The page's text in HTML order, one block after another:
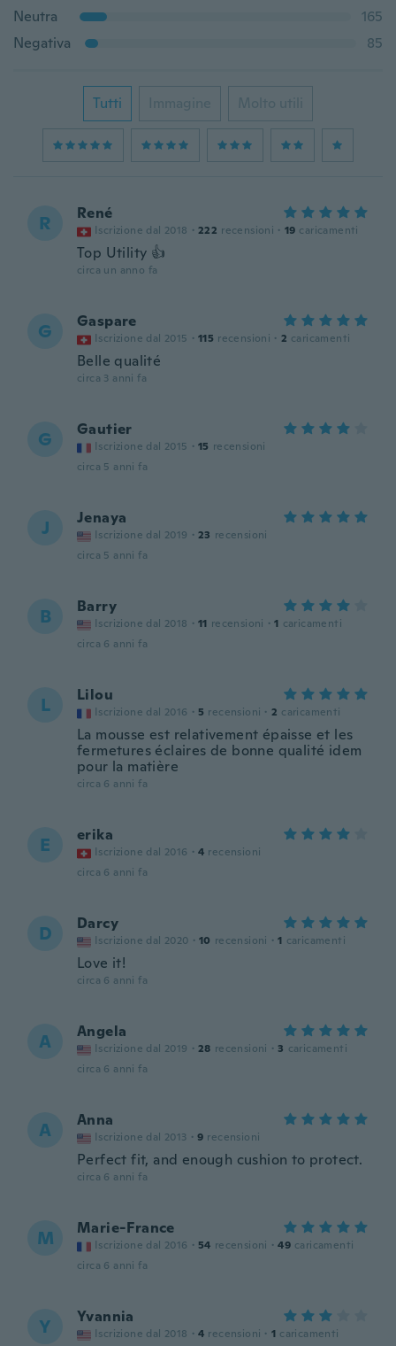
Neutra
165
Negativa
85
Tutti Immagine Molto utili
R René
Iscrizione dal 2018 · 222 recensioni · 19 caricamenti
Top Utility 👍
circa un anno fa
G Gaspare
Iscrizione dal 2015 · 115 recensioni · 2 caricamenti
Belle qualité
circa 3 anni fa
G Gautier
Iscrizione dal 2015 · 15 recensioni
circa 5 anni fa
J Jenaya
Iscrizione dal 2019 · 23 recensioni
circa 5 anni fa
B Barry
Iscrizione dal 2018 · 11 recensioni · 1 caricamenti
circa 6 anni fa
L Lilou
Iscrizione dal 2016 · 5 recensioni · 2 caricamenti
La mousse est relativement épaisse et les
fermetures éclaires de bonne qualité idem
pour la matière
circa 6 anni fa
E erika
Iscrizione dal 2016 · 4 recensioni
circa 6 anni fa
D Darcy
Iscrizione dal 2020 · 10 recensioni · 1 caricamenti
Love it!
circa 6 anni fa
A Angela
Iscrizione dal 2019 · 28 recensioni · 3 caricamenti
circa 6 anni fa
A Anna
Iscrizione dal 2013 · 9 recensioni
Perfect fit, and enough cushion to protect.
circa 6 anni fa
M Marie-France
Iscrizione dal 2016 · 54 recensioni · 49 caricamenti
circa 6 anni fa
Y Yvannia
Iscrizione dal 2018 · 4 recensioni · 1 caricamenti